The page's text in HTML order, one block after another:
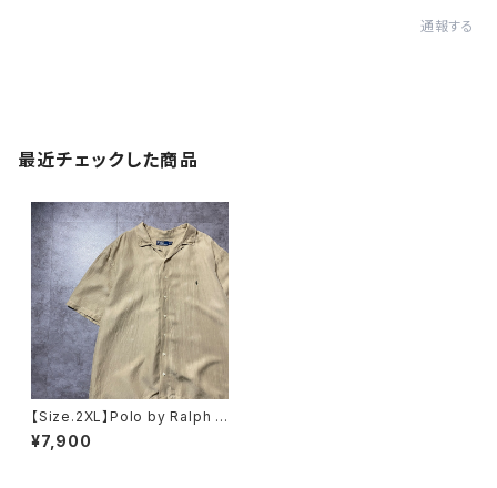
通報する
最近チェックした商品
【Size.2XL】Polo by Ralph L
auren ポロバイラルフローレン
刺繍ポニー シルク混リネン
¥7,900